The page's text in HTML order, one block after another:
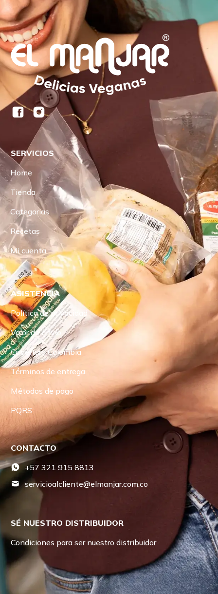
SERVICIOS
Home
Tienda
Categorias
Recetas
Mi cuenta
ASISTENCIA
Política de privacidad
Valor de envío
Cobertura Colombia
Términos de entrega
Métodos de pago
PQRS
CONTACTO
+57 321 915 8813
servicioalcliente@elmanjar.com.co
SÉ NUESTRO DISTRIBUIDOR
Condiciones para ser nuestro distribuidor